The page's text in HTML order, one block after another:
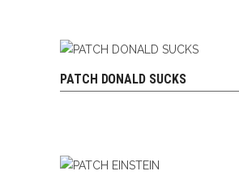
AJOUTER AU PANIER
PATCH DONALD SUCKS